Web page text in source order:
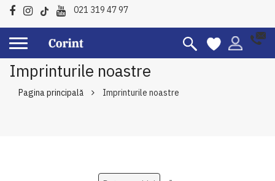
021 319 47 97
Imprinturile noastre
Pagina principală Imprinturile noastre